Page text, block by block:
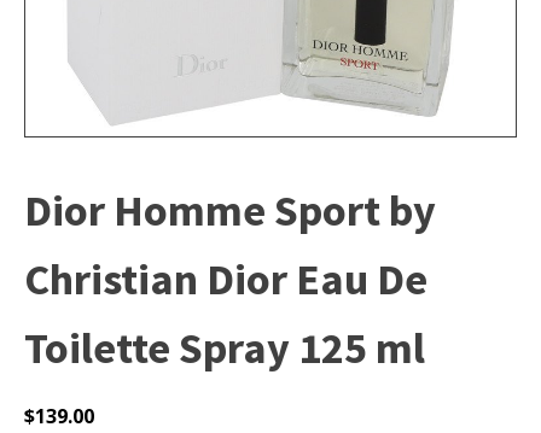
Dior Homme Sport by
Christian Dior Eau De
Toilette Spray 125 ml
$139.00